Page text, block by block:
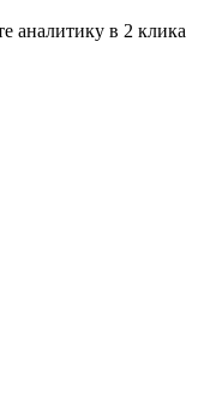
аналитику в 2 клика